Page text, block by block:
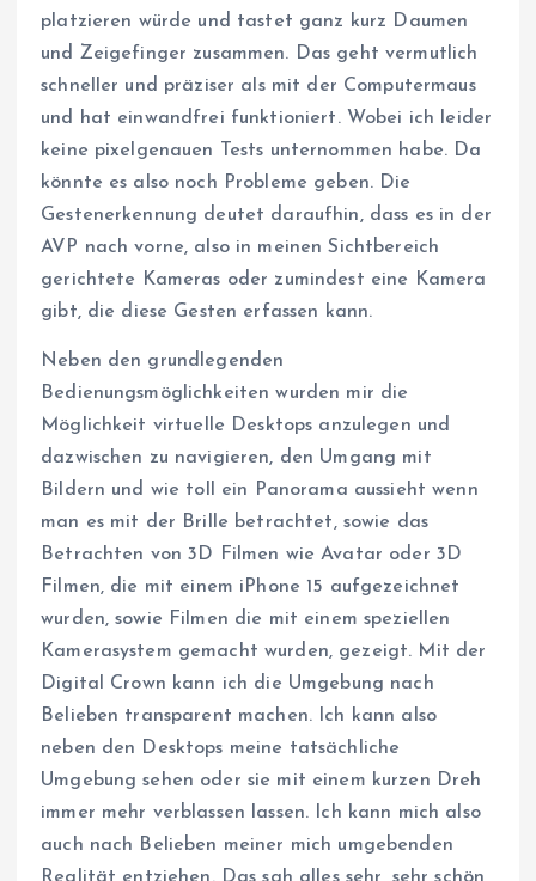
platzieren würde und tastet ganz kurz Daumen
und Zeigefinger zusammen. Das geht vermutlich
schneller und präziser als mit der Computermaus
und hat einwandfrei funktioniert. Wobei ich leider
keine pixelgenauen Tests unternommen habe. Da
könnte es also noch Probleme geben. Die
Gestenerkennung deutet daraufhin, dass es in der
AVP nach vorne, also in meinen Sichtbereich
gerichtete Kameras oder zumindest eine Kamera
gibt, die diese Gesten erfassen kann.
Neben den grundlegenden
Bedienungsmöglichkeiten wurden mir die
Möglichkeit virtuelle Desktops anzulegen und
dazwischen zu navigieren, den Umgang mit
Bildern und wie toll ein Panorama aussieht wenn
man es mit der Brille betrachtet, sowie das
Betrachten von 3D Filmen wie Avatar oder 3D
Filmen, die mit einem iPhone 15 aufgezeichnet
wurden, sowie Filmen die mit einem speziellen
Kamerasystem gemacht wurden, gezeigt. Mit der
Digital Crown kann ich die Umgebung nach
Belieben transparent machen. Ich kann also
neben den Desktops meine tatsächliche
Umgebung sehen oder sie mit einem kurzen Dreh
immer mehr verblassen lassen. Ich kann mich also
auch nach Belieben meiner mich umgebenden